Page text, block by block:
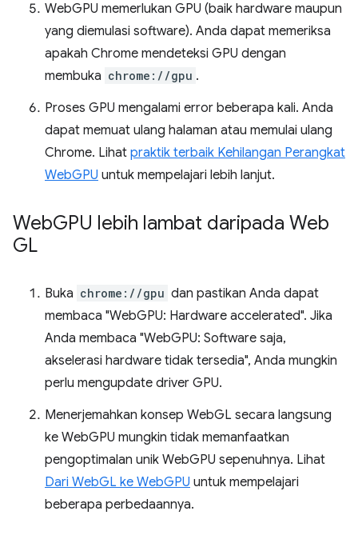
WebGPU memerlukan GPU (baik hardware maupun
yang diemulasi software). Anda dapat memeriksa
apakah Chrome mendeteksi GPU dengan
membuka chrome://gpu .
Proses GPU mengalami error beberapa kali. Anda
dapat memuat ulang halaman atau memulai ulang
Chrome. Lihat praktik terbaik Kehilangan Perangkat
WebGPU untuk mempelajari lebih lanjut.
WebGPU lebih lambat daripada Web
GL
Buka chrome://gpu dan pastikan Anda dapat
membaca "WebGPU: Hardware accelerated". Jika
Anda membaca "WebGPU: Software saja,
akselerasi hardware tidak tersedia", Anda mungkin
perlu mengupdate driver GPU.
Menerjemahkan konsep WebGL secara langsung
ke WebGPU mungkin tidak memanfaatkan
pengoptimalan unik WebGPU sepenuhnya. Lihat
Dari WebGL ke WebGPU untuk mempelajari
beberapa perbedaannya.